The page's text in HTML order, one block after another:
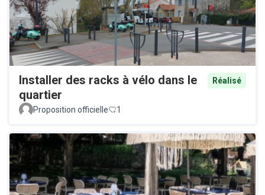
Installer des racks à vélo dans le
quartier
Réalisé
Proposition officielle 1